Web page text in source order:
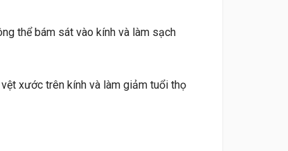
thể bám sát vào kính và làm sạch
xước trên kính và làm giảm tuổi thọ